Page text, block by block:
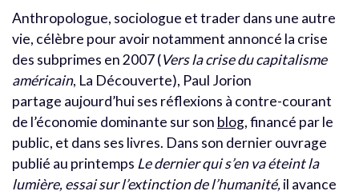
Anthropologue, sociologue et trader dans une autre
vie, célèbre pour avoir notamment annoncé la crise
des subprimes en 2007 (Vers la crise du capitalisme
américain, La Découverte), Paul Jorion
partage aujourd’hui ses réflexions à contre-courant
de l’économie dominante sur son blog, financé par le
public, et dans ses livres. Dans son dernier ouvrage
publié au printemps Le dernier qui s’en va éteint la
lumière, essai sur l’extinction de l’humanité,il avance